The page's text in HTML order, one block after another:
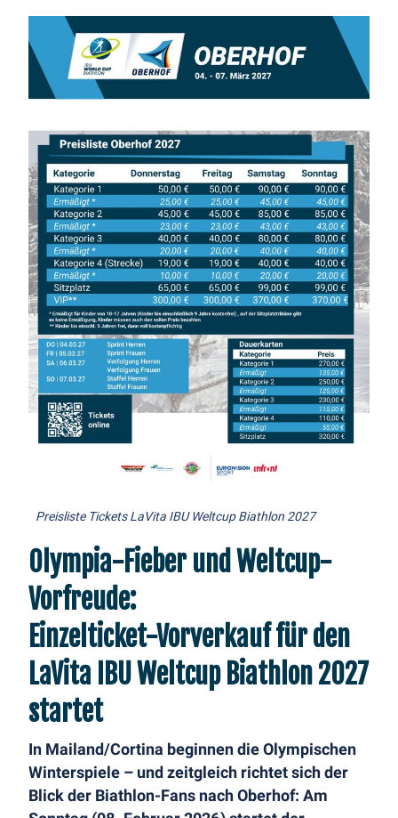
Preisliste Tickets LaVita IBU Weltcup Biathlon 2027
Olympia-Fieber und Weltcup-
Vorfreude:
Einzelticket-Vorverkauf für den
LaVita IBU Weltcup Biathlon 2027
startet
In Mailand/Cortina beginnen die Olympischen
Winterspiele – und zeitgleich richtet sich der
Blick der Biathlon-Fans nach Oberhof: Am